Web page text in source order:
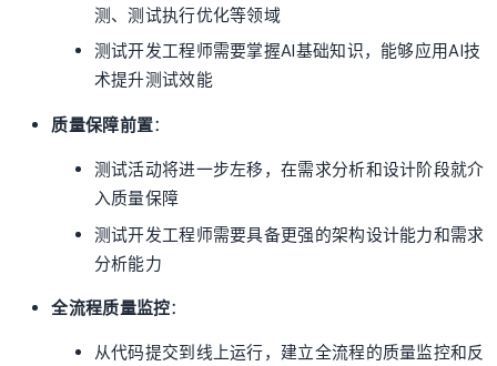
测、测试执行优化等领域
测试开发工程师需要掌握AI基础知识，能够应用AI技
术提升测试效能
质量保障前置：
测试活动将进一步左移，在需求分析和设计阶段就介
入质量保障
测试开发工程师需要具备更强的架构设计能力和需求
分析能力
全流程质量监控：
从代码提交到线上运行，建立全流程的质量监控和反